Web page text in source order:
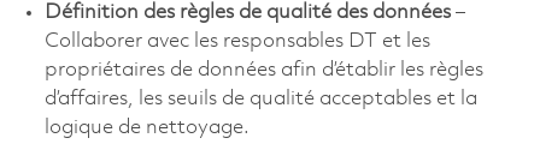
Définition des règles de qualité des données–
Collaborer avec les responsables DT et les
propriétaires de données afin d’établir les règles
d’affaires, les seuils de qualité acceptables et la
logique de nettoyage.